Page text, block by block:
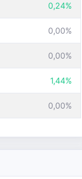
0,24%
0,00%
0,00%
1,44%
0,00%